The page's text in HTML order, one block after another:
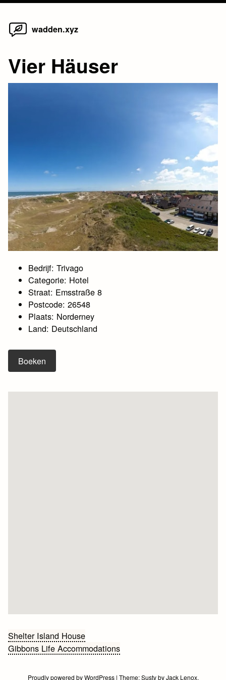
Skip
wadden.xyz
Vier Häuser
Bedrijf: Trivago
Categorie: Hotel
Straat: Emsstraße 8
Postcode: 26548
Plaats: Norderney
Land: Deutschland
Boeken
Bericht
navigatie
Shelter Island House
Gibbons Life Accommodations
Proudly powered by WordPress | Theme:SustybyJack Lenox.